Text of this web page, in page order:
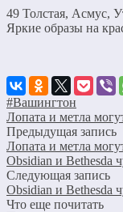
49 Толстая, Асмус,
Яркие образы на
#Вашингтон
Лопата и метла
Предыдущая запись
Лопата и метла
Obsidian и Bethesda
Следующая запись
Obsidian и Bethesda
Что еще почитать